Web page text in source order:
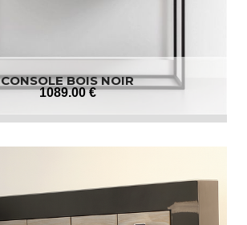
CONSOLE BOIS NOIR
1089.00 €